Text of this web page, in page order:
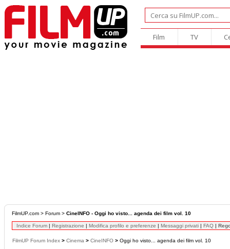
Film TV
FilmUP.com > Forum > CineINFO - Oggi ho visto... agenda dei film vol. 10
Indice Forum | Registrazione | Modifica profilo e preferenze | Messaggi privati | FAQ |
FilmUP Forum Index > Cinema > CineINFO > Oggi ho visto... agenda dei film vol. 10